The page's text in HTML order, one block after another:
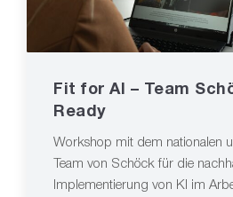
Fit for AI – Team
Ready
Workshop mit dem nationalen
Team von Schöck für die
Implementierung von KI im